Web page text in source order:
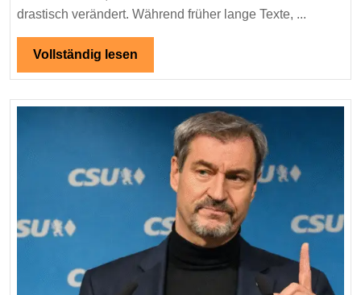
visuellen
drastisch verändert. Während früher lange Texte, ...
Vollständig lesen
lesen